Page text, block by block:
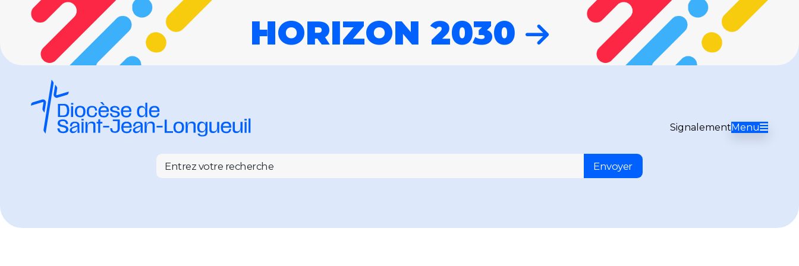
HORIZON 2030
SignalementMenu
Horizon 2030
Entrez votre recherche Envoyer